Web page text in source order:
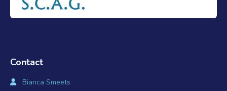
Contact
Bianca Smeets